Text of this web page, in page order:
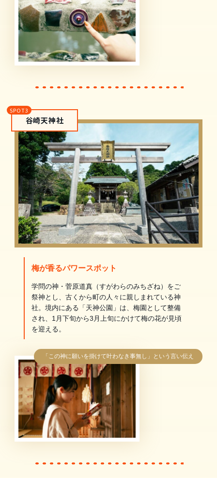
谷崎天神社
梅が香るパワースポット
学問の神・菅原道真（すがわらのみちざね）をご
祭神とし、古くから町の人々に親しまれている神
社。境内にある「天神公園」は、梅園として整備
され、1月下旬から3月上旬にかけて梅の花が見頃
を迎える。
「この神に願いを掛けて叶わなき事無し」という言い伝え